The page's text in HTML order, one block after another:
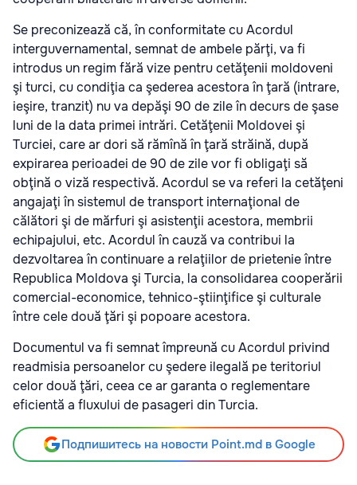
Se preconizează că, în conformitate cu Acordul
interguvernamental, semnat de ambele părţi, va fi
introdus un regim fără vize pentru cetăţenii moldoveni
şi turci, cu condiţia ca şederea acestora în ţară (intrare,
ieşire, tranzit) nu va depăşi 90 de zile în decurs de şase
luni de la data primei intrări. Cetăţenii Moldovei şi
Turciei, care ar dori să rămînă în ţară străină, după
expirarea perioadei de 90 de zile vor fi obligaţi să
obţină o viză respectivă. Acordul se va referi la cetăţeni
angajaţi în sistemul de transport internaţional de
călători şi de mărfuri şi asistenţii acestora, membrii
echipajului, etc. Acordul în cauză va contribui la
dezvoltarea în continuare a relaţiilor de prietenie între
Republica Moldova şi Turcia, la consolidarea cooperării
comercial-economice, tehnico-ştiinţifice şi culturale
între cele două ţări şi popoare acestora.
Documentul va fi semnat împreună cu Acordul privind
readmisia persoanelor cu şedere ilegală pe teritoriul
celor două ţări, ceea ce ar garanta o reglementare
eficientă a fluxului de pasageri din Turcia.
Подпишитесь на новости Point.md в Google